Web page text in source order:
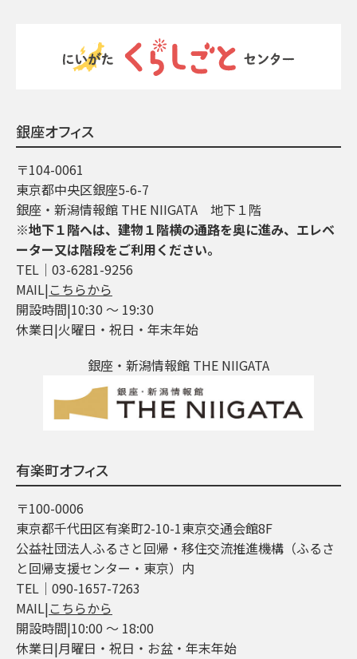
銀座オフィス
〒104-0061
東京都中央区銀座5-6-7
銀座・新潟情報館 THE NIIGATA 地下１階
※地下１階へは、建物１階横の通路を奥に進み、エレベ
ーター又は階段をご利用ください。
TEL│03-6281-9256
MAIL|こちらから
開設時間|10:30 ～ 19:30
休業日|火曜日・祝日・年末年始
銀座・新潟情報館 THE NIIGATA
有楽町オフィス
〒100-0006
東京都千代田区有楽町2-10-1東京交通会館8F
公益社団法人ふるさと回帰・移住交流推進機構（ふるさ
と回帰支援センター・東京）内
TEL│090-1657-7263
MAIL|こちらから
開設時間|10:00 ～ 18:00
休業日|月曜日・祝日・お盆・年末年始